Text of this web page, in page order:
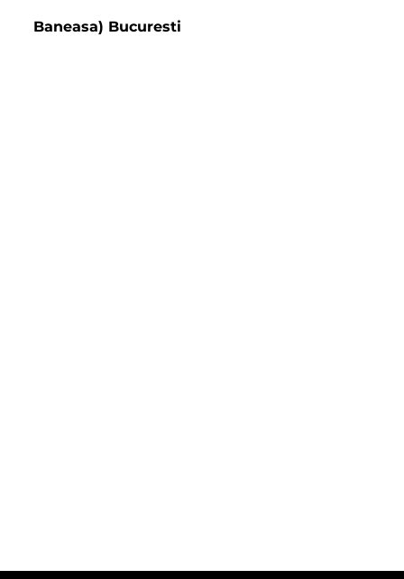
Baneasa) Bucuresti